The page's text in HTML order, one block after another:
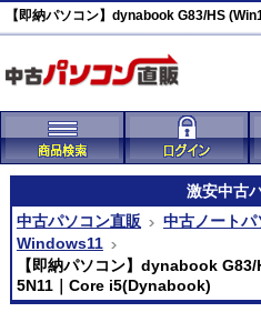
激安中古
中古パソコン直販
中古ノートパ
Windows11
【即納パソコン】dynabook
5N11｜Core i5(Dynabook)